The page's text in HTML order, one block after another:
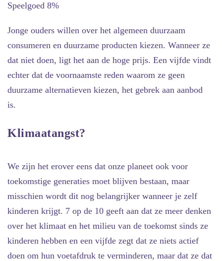
Speelgoed 8%
Jonge ouders willen over het algemeen duurzaam
consumeren en duurzame producten kiezen. Wanneer ze
dat niet doen, ligt het aan de hoge prijs. Een vijfde vindt
echter dat de voornaamste reden waarom ze geen
duurzame alternatieven kiezen, het gebrek aan aanbod
is.
Klimaatangst?
We zijn het erover eens dat onze planeet ook voor
toekomstige generaties moet blijven bestaan, maar
misschien wordt dit nog belangrijker wanneer je zelf
kinderen krijgt. 7 op de 10 geeft aan dat ze meer denken
over het klimaat en het milieu van de toekomst sinds ze
kinderen hebben en een vijfde zegt dat ze niets actief
doen om hun voetafdruk te verminderen, maar dat ze dat